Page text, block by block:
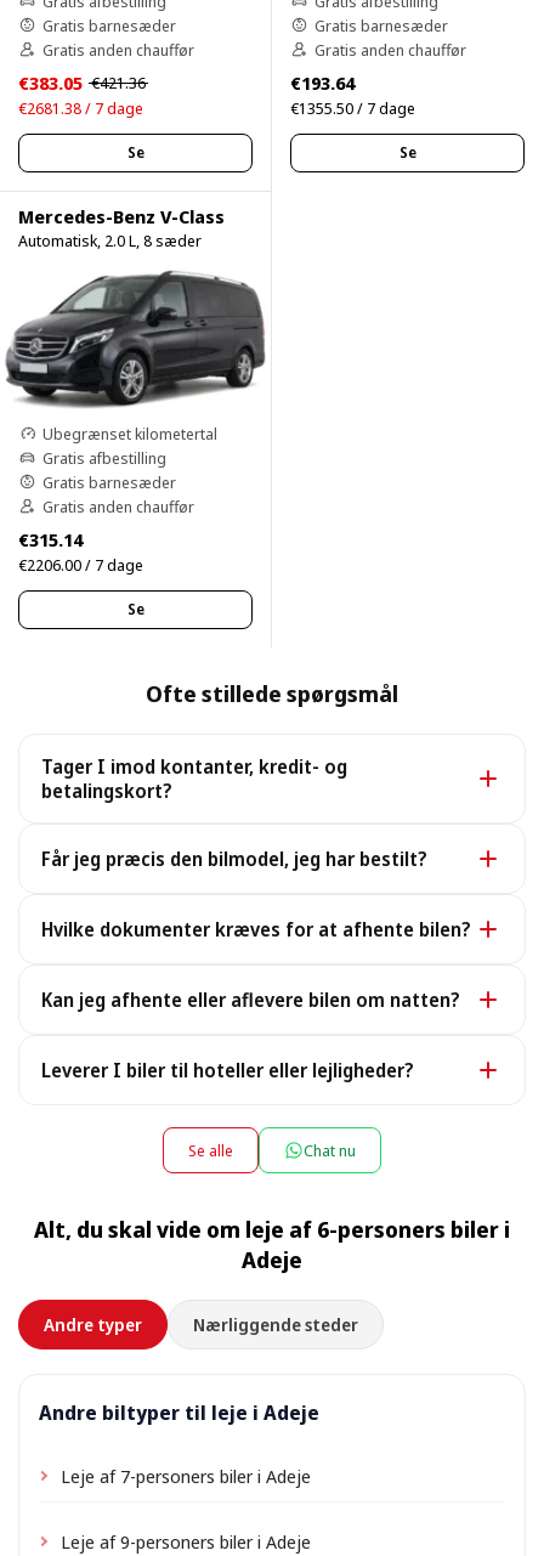
Gratis barnesæder
Gratis anden chauffør
€383.05 €421.36
€2681.38 / 7 dage
Se
Gratis barnesæder
Gratis anden chauffør
€193.64
€1355.50 / 7 dage
Se
Mercedes-Benz V-Class
Automatisk, 2.0 L, 8 sæder
Ubegrænset kilometertal
Gratis afbestilling
Gratis barnesæder
Gratis anden chauffør
€315.14
€2206.00 / 7 dage
Se
Ofte stillede spørgsmål
Tager I imod kontanter, kredit- og
betalingskort?
betalingskort.
Får jeg præcis den bilmodel, jeg har bestilt?
tilfælde, hvor den ikke er tilgængelig, leverer vi en
omkostninger.
Hvilke dokumenter kræves for at afhente bilen?
ID, et kørekort og din bookingvoucher (sendt efter
Kan jeg afhente eller aflevere bilen om natten?
ankomster: oplys dit flynummer, så venter vi på dig.
08:00 kan der tilkomme et lille nattillæg — det præcise
beløb vises under bookingen.
Leverer I biler til hoteller eller lejligheder?
villa og henter den samme sted, når lejen slutter. Vælg
blot din indkvarterings adresse som afhentningssted
tilkomme et lille leveringsgebyr, som altid vises på
Se alle Chat nu
Alt, du skal vide om leje af 6-personers biler i
Adeje
Andre typer Nærliggende steder
Andre biltyper til leje i Adeje
Leje af 7-personers biler i Adeje
Leje af 9-personers biler i Adeje